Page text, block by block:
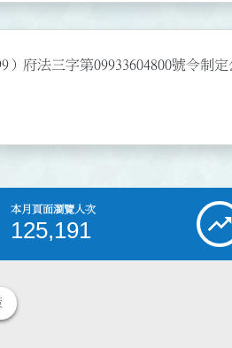
）府法三字第09933604800號令制
本月頁面瀏覽人次
125,191